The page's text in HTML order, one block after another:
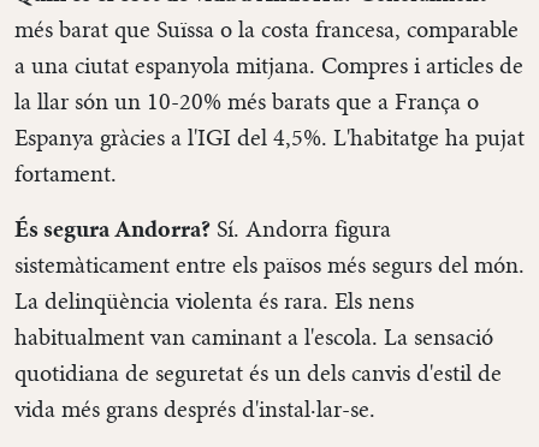
més barat que Suïssa o la costa francesa, comparable
a una ciutat espanyola mitjana. Compres i articles de
la llar són un 10-20% més barats que a França o
Espanya gràcies a l'IGI del 4,5%. L'habitatge ha pujat
fortament.
És segura Andorra? Sí. Andorra figura
sistemàticament entre els països més segurs del món.
La delinqüència violenta és rara. Els nens
habitualment van caminant a l'escola. La sensació
quotidiana de seguretat és un dels canvis d'estil de
vida més grans després d'instal·lar-se.